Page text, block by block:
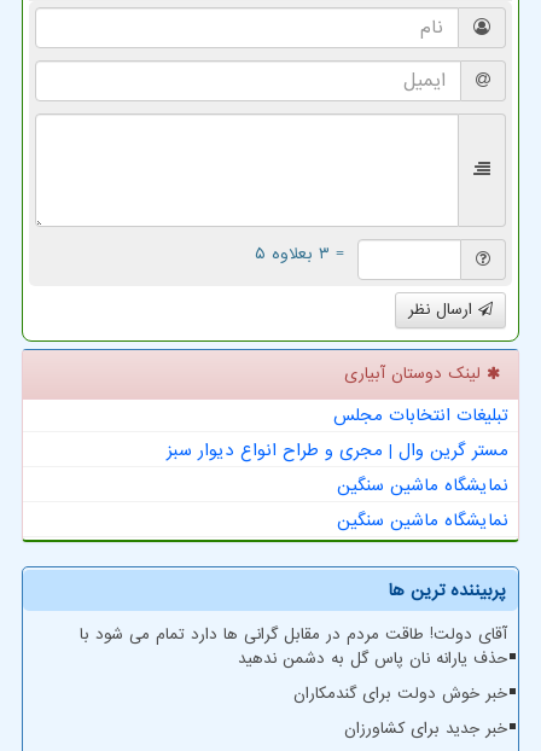
= ۳ بعلاوه ۵
ارسال نظر
لینک دوستان آبیاری
تبلیغات انتخابات مجلس
مستر گرین وال | مجری و طراح انواع دیوار سبز
نمایشگاه ماشین سنگین
نمایشگاه ماشین سنگین
پربیننده ترین ها
آقای دولت! طاقت مردم در مقابل گرانی ها دارد تمام می شود با
حذف یارانه نان پاس گل به دشمن ندهید
خبر خوش دولت برای گندمکاران
خبر جدید برای کشاورزان